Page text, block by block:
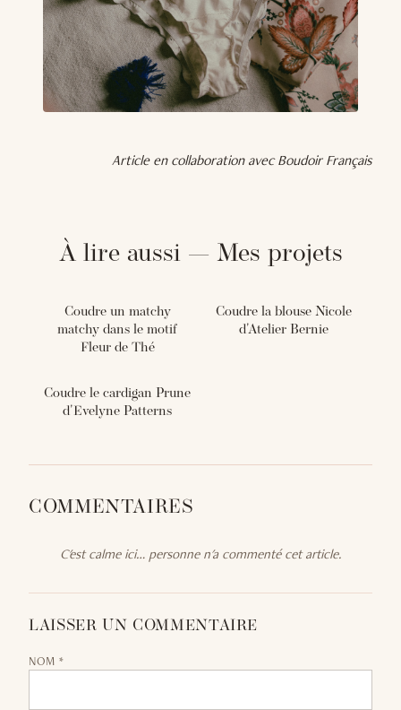
Article en collaboration avec Boudoir Français
À lire aussi — Mes projets
Coudre un matchy
matchy dans le motif
Fleur de Thé
Coudre la blouse Nicole
d'Atelier Bernie
Coudre le cardigan Prune
d'Evelyne Patterns
COMMENTAIRES
C'est calme ici… personne n'a commenté cet article.
LAISSER UN COMMENTAIRE
NOM *